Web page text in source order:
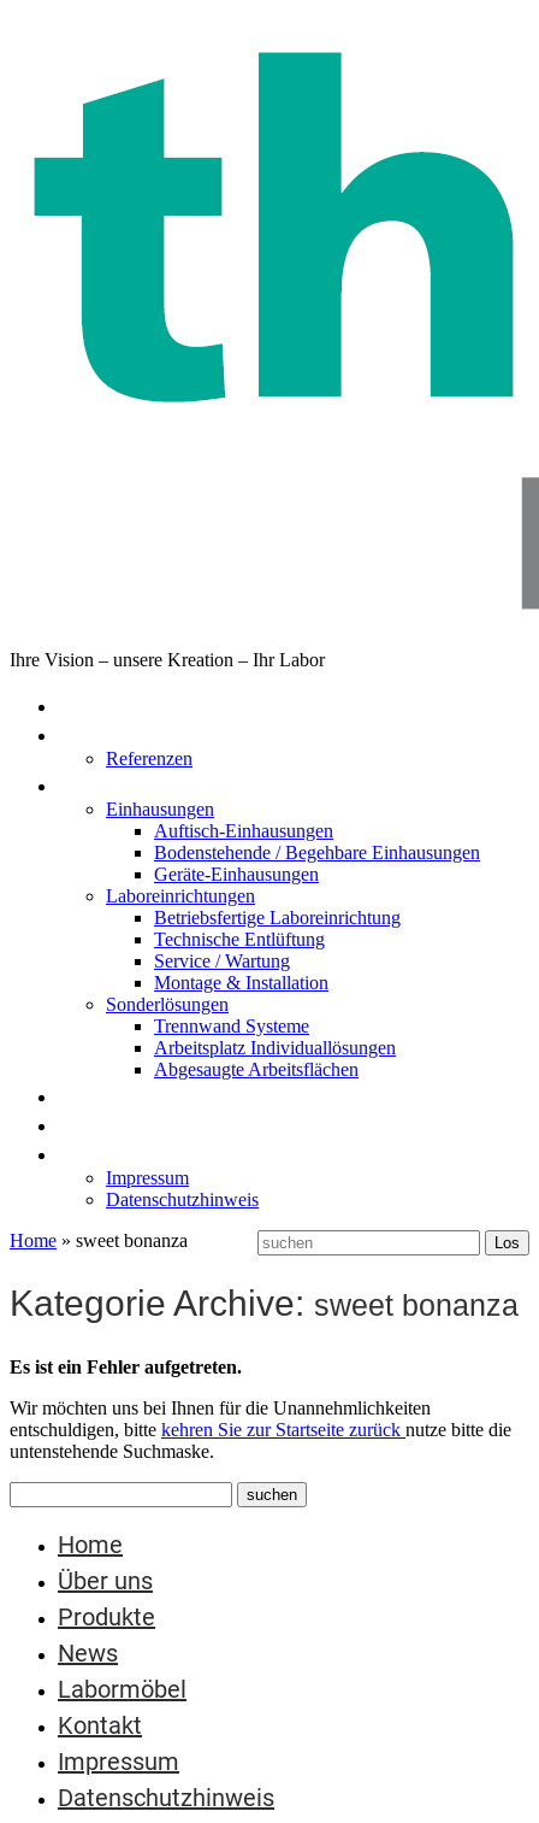
Ihre Vision – unsere Kreation – Ihr Labor
Referenzen
Einhausungen
Auftisch-Einhausungen
Bodenstehende / Begehbare Einhausungen
Geräte-Einhausungen
Laboreinrichtungen
Betriebsfertige Laboreinrichtung
Technische Entlüftung
Service / Wartung
Montage & Installation
Sonderlösungen
Trennwand Systeme
Arbeitsplatz Individuallösungen
Abgesaugte Arbeitsflächen
Impressum
Datenschutzhinweis
Home » sweet bonanza
Kategorie Archive: sweet bonanza
Es ist ein Fehler aufgetreten.
Wir möchten uns bei Ihnen für die Unannehmlichkeiten
entschuldigen, bitte kehren Sie zur Startseite zurück nutze bitte die
untenstehende Suchmaske.
Home
Über uns
Produkte
News
Labormöbel
Kontakt
Impressum
Datenschutzhinweis